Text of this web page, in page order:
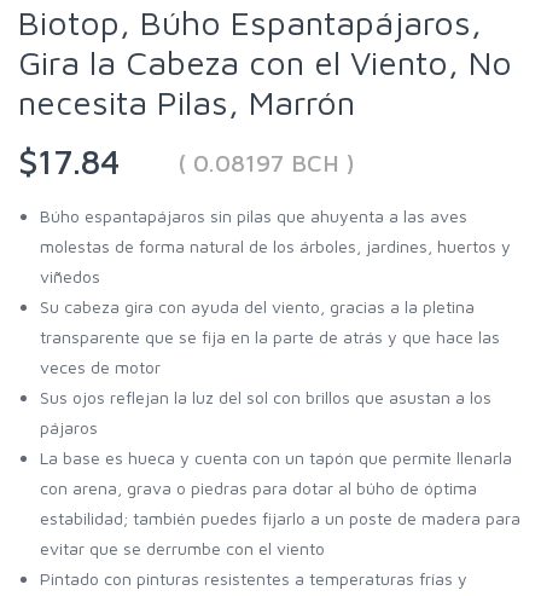
Biotop, Búho Espantapájaros,
Gira la Cabeza con el Viento, No
necesita Pilas, Marrón
$17.84
( 0.08197 BCH )
Búho espantapájaros sin pilas que ahuyenta a las aves
molestas de forma natural de los árboles, jardines, huertos y
viñedos
Su cabeza gira con ayuda del viento, gracias a la pletina
transparente que se fija en la parte de atrás y que hace las
veces de motor
Sus ojos reflejan la luz del sol con brillos que asustan a los
pájaros
La base es hueca y cuenta con un tapón que permite llenarla
con arena, grava o piedras para dotar al búho de óptima
estabilidad; también puedes fijarlo a un poste de madera para
evitar que se derrumbe con el viento
Pintado con pinturas resistentes a temperaturas frías y